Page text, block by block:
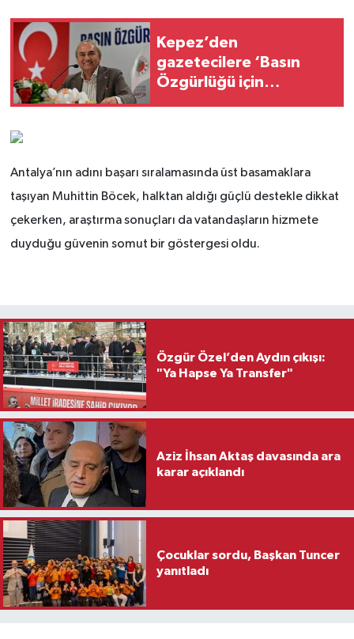
Kepez’den
gazetecilere ‘Basın
Özgürlüğü için
Antalya’nın adını başarı sıralamasında üst basamaklara
taşıyan Muhittin Böcek, halktan aldığı güçlü destekle dikkat
çekerken, araştırma sonuçları da vatandaşların hizmete
duyduğu güvenin somut bir göstergesi oldu.
Özgür Özel’den Aydın çıkışı:
"Ya Hapse Ya Transfer"
Aziz İhsan Aktaş davasında ara
karar açıklandı
Çocuklar sordu, Başkan Tuncer
yanıtladı